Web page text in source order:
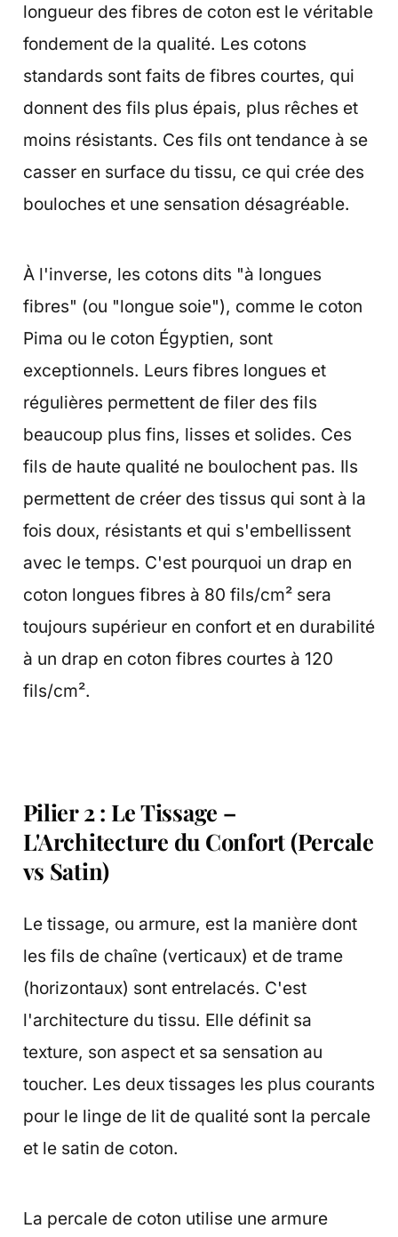
longueur des fibres de coton est le véritable
fondement de la qualité. Les cotons
standards sont faits de fibres courtes, qui
donnent des fils plus épais, plus rêches et
moins résistants. Ces fils ont tendance à se
casser en surface du tissu, ce qui crée des
bouloches et une sensation désagréable.
À l'inverse, les cotons dits "à longues
fibres" (ou "longue soie"), comme le coton
Pima ou le coton Égyptien, sont
exceptionnels. Leurs fibres longues et
régulières permettent de filer des fils
beaucoup plus fins, lisses et solides. Ces
fils de haute qualité ne boulochent pas. Ils
permettent de créer des tissus qui sont à la
fois doux, résistants et qui s'embellissent
avec le temps. C'est pourquoi un drap en
coton longues fibres à 80 fils/cm² sera
toujours supérieur en confort et en durabilité
à un drap en coton fibres courtes à 120
fils/cm².
Pilier 2 : Le Tissage –
L'Architecture du Confort (Percale
vs Satin)
Le tissage, ou armure, est la manière dont
les fils de chaîne (verticaux) et de trame
(horizontaux) sont entrelacés. C'est
l'architecture du tissu. Elle définit sa
texture, son aspect et sa sensation au
toucher. Les deux tissages les plus courants
pour le linge de lit de qualité sont la percale
et le satin de coton.
La percale de coton utilise une armure